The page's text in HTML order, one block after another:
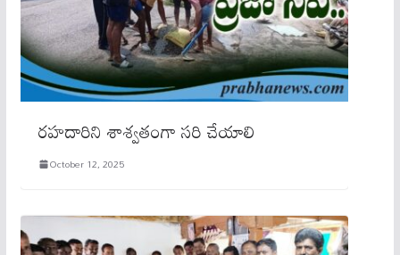
ర‌హ‌దారిని శాశ్వ‌తంగా స‌రి చేయాలి
October 12, 2025